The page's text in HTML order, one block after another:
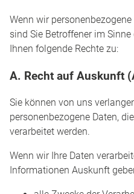
Wenn wir
sind Sie Betroffener im
Ihnen folgende Rechte zu:
A. Recht auf Auskunft
Sie können von uns
personenbezogene Daten,
verarbeitet werden.
Wenn wir Ihre Daten
Informationen Auskunft